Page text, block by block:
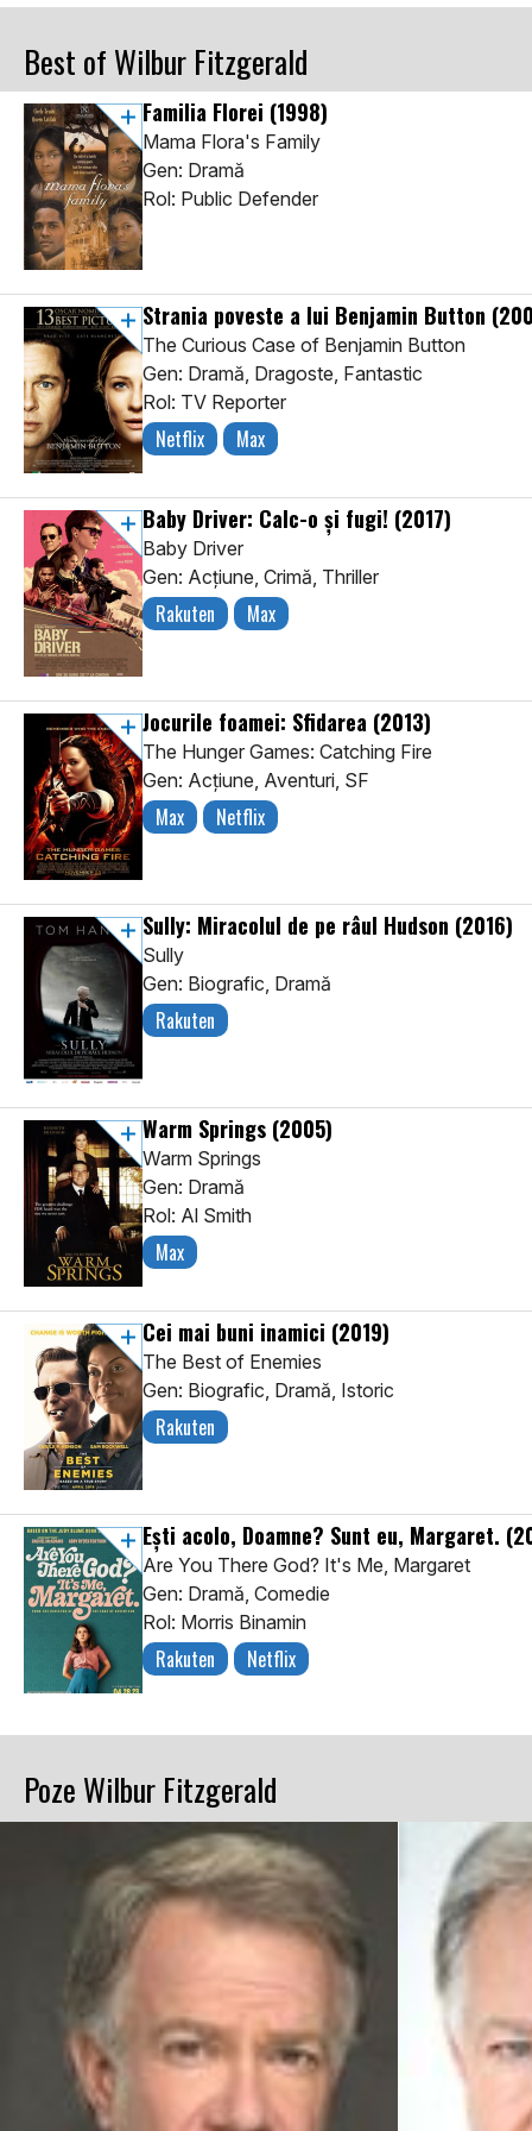
Best of Wilbur Fitzgerald
Familia Florei (1998)
Mama Flora's Family
Gen: Dramă
Rol: Public Defender
Strania poveste a lui Benjamin Button
The Curious Case of Benjamin Button
Gen: Dramă, Dragoste, Fantastic
Rol: TV Reporter
Netflix Max
Baby Driver: Calc-o şi fugi! (2017)
Baby Driver
Gen: Acţiune, Crimă, Thriller
Rakuten Max
Jocurile foamei: Sfidarea (2013)
The Hunger Games: Catching Fire
Gen: Acţiune, Aventuri, SF
Max Netflix
Sully: Miracolul de pe râul Hudson (2016)
Sully
Gen: Biografic, Dramă
Rakuten
Warm Springs (2005)
Warm Springs
Gen: Dramă
Rol: Al Smith
Max
Cei mai buni inamici (2019)
The Best of Enemies
Gen: Biografic, Dramă, Istoric
Rakuten
Ești acolo, Doamne? Sunt eu, Margaret.
Are You There God? It's Me, Margaret
Gen: Dramă, Comedie
Rol: Morris Binamin
Rakuten Netflix
Poze Wilbur Fitzgerald